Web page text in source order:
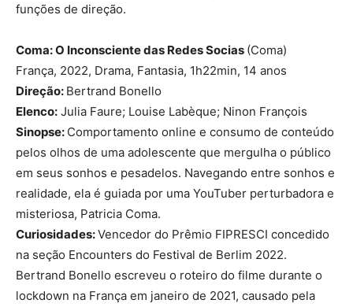
funções de direção.
Coma: O Inconsciente das Redes Socias (Coma)
França, 2022, Drama, Fantasia, 1h22min, 14 anos
Direção: Bertrand Bonello
Elenco: Julia Faure; Louise Labèque; Ninon François
Sinopse: Comportamento online e consumo de conteúdo
pelos olhos de uma adolescente que mergulha o público
em seus sonhos e pesadelos. Navegando entre sonhos e
realidade, ela é guiada por uma YouTuber perturbadora e
misteriosa, Patricia Coma.
Curiosidades:Vencedor do Prêmio FIPRESCI concedido
na seção Encounters do Festival de Berlim 2022.
Bertrand Bonello escreveu o roteiro do filme durante o
lockdown na França em janeiro de 2021, causado pela